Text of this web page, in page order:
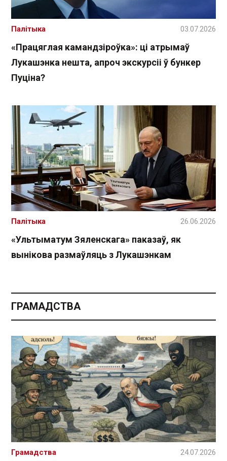
«Працяглая камандзіроўка»: ці атрымаў
Лукашэнка нешта, апроч экскурсіі ў бункер
Пуціна?
Палітыка 03.07.2026
«Ультыматум Зяленскага» паказаў, як
вынікова размаўляць з Лукашэнкам
Палітыка 26.06.2026
ГРАМАДСТВА
Грамадства 24.07.2026